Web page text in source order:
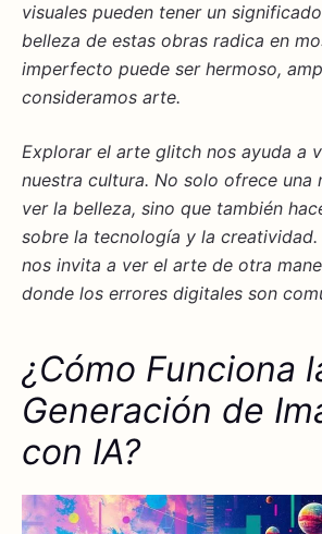
visuales pueden tener un
belleza de estas obras radica en
imperfecto puede ser hermoso,
consideramos arte.
Explorar el arte glitch nos ayuda a
nuestra cultura. No solo ofrece una
ver la belleza, sino que también
sobre la tecnología y la
nos invita a ver el arte de otra
donde los errores digitales son
¿Cómo Funciona
Generación de
con IA?